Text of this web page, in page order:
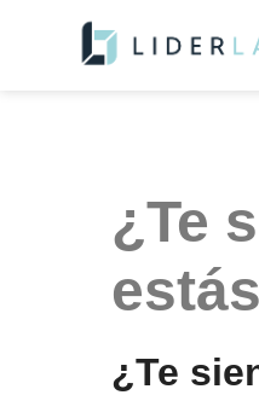
contenido
¿Te
¿Te